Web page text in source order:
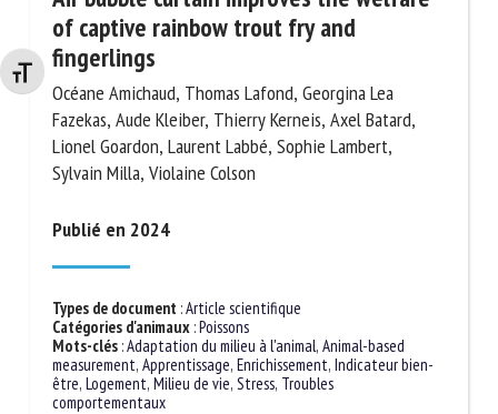
Changer la taille de la police
of captive rainbow trout fry and
fingerlings
Océane Amichaud, Thomas Lafond, Georgina Lea
Fazekas, Aude Kleiber, Thierry Kerneis, Axel Batard,
Lionel Goardon, Laurent Labbé, Sophie Lambert,
Sylvain Milla, Violaine Colson
Publié en 2024
Types de document:Article scientifique
Catégories d'animaux:Poissons
Mots-clés:Adaptation du milieu à l'animal, Animal-based
measurement, Apprentissage, Enrichissement, Indicateur
bien-être,Logement,Milieu de vie,Stress,Troubles
comportementaux